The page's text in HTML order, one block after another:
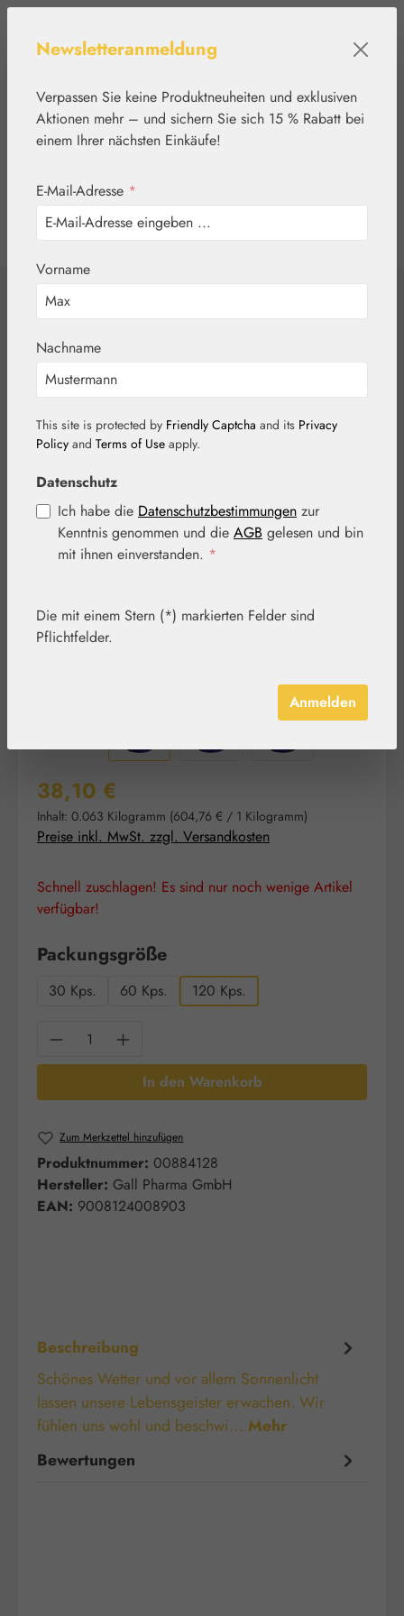
Werkzeugleiste anzeigen
Sonn-Fit Kapseln
Bildergalerie überspringen
Regulärer Preis:
38,10 €
Inhalt: 0.063 Kilogramm (604,76 € / 1 Kilogramm)
Preise inkl. MwSt. zzgl. Versandkosten
Schnell zuschlagen! Es sind nur noch wenige Artikel
verfügbar!
Packungsgrößeauswählen
30 Kps. 60 Kps. 120 Kps.
Produkt Anzahl: Gib den gewünschten
In den Warenkorb
Zum Merkzettel hinzufügen
Produktnummer: 00884128
Hersteller: Gall Pharma GmbH
EAN: 9008124008903
Beschreibung
Schönes Wetter und vor allem Sonnenlicht
lassen unsere Lebensgeister erwachen. Wir
fühlen uns wohl und beschwi… Mehr
Bewertungen
Newsletteranmeldung
Verpassen Sie keine Produktneuheiten und exklusiven
Aktionen mehr – und sichern Sie sich 15 % Rabatt bei
einem Ihrer nächsten Einkäufe!
E-Mail-Adresse *
Vorname
Nachname
This site is protected by Friendly Captcha and its Privacy
Policy and Terms of Use apply.
Datenschutz
Ich habe die Datenschutzbestimmungen zur
Kenntnis genommen und die AGB gelesen und bin
mit ihnen einverstanden. *
Die mit einem Stern (*) markierten Felder sind
Pflichtfelder.
Anmelden